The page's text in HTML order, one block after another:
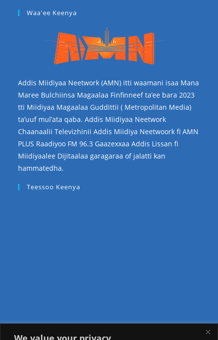
Waa'ee Keenya
Addis Miidiyaa Neetwork (AMN) itti waamani isaa Mana
Maree Bulchiinsa Magaalaa Finfinneef ta’ee bara 2023
tti Miidiyaa Magaalaa Guddittii ( Metropolitan Media)
ta’uuf mul’ata qaba. Addis Miidiyaa Neetwork
Chaanaalii Televizhinii Addis Miidiya Neetwoork fi AMN
PLUS Raadiyoo FM 96.3 Gaazexxaa Addis Lissan fi
Miidiyaalee Dijitaalaa garagaraa of jalatti kan
hammatedha.
Teessoo Keenya